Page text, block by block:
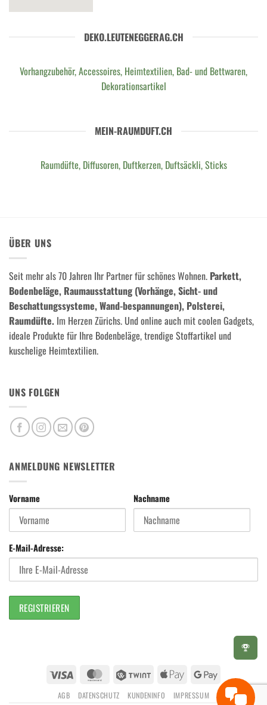
DEKO.LEUTENEGGERAG.CH
Vorhangzubehör, Accessoires, Heimtextilien, Bad- und Bettwaren,
Dekorationsartikel
MEIN-RAUMDUFT.CH
Raumdüfte, Diffusoren, Duftkerzen, Duftsäckli, Sticks
ÜBER UNS
Seit mehr als 70 Jahren Ihr Partner für schönes Wohnen. Parkett,
Bodenbeläge, Raumausstattung (Vorhänge, Sicht- und
Beschattungssysteme, Wand-bespannungen), Polsterei,
Raumdüfte. Im Herzen Zürichs. Und online auch mit coolen Gadgets,
ideale Produkte für Ihre Bodenbeläge, trendige Stoffartikel und
kuschelige Heimtextilien.
UNS FOLGEN
ANMELDUNG NEWSLETTER
Vorname Nachname
E-Mail-Adresse:
MasterCard Twint
Apple
Google
Pay
AGB DATENSCHUTZ KUNDENINFO IMPRESSUM